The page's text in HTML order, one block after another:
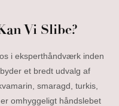
Vi Slibe?
i eksperthåndværk inden
et bredt udvalg af
smaragd, turkis,
omhyggeligt håndslebet